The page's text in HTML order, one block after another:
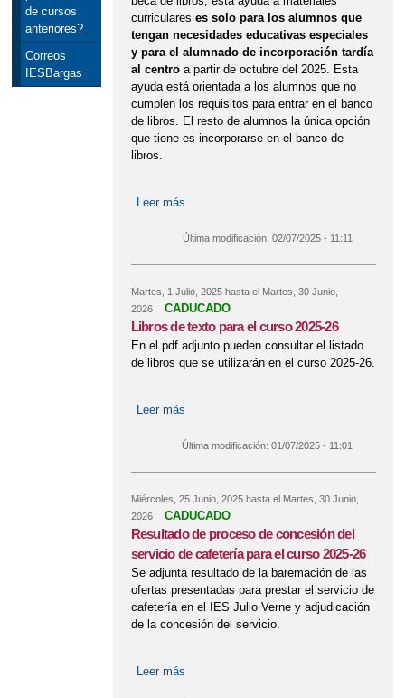
de cursos
anteriores?
Correos
IESBargas
curriculares es solo para los alumnos que
tengan necesidades educativas especiales
y para el alumnado de incorporación tardía
al centroa partir de octubre del 2025. Esta
ayuda está orientada a los alumnos que no
cumplen los requisitos para entrar en el banco
de libros. El resto de alumnos la única opción
que tiene es incorporarse en el banco de
libros.
Leer más
Última modificación: 02/07/2025 - 11:11
Martes, 1 Julio, 2025hasta el Martes, 30 Junio,
2026
CADUCADO
Libros de texto para el curso 2025-26
En el pdf adjunto pueden consultar el listado
de libros que se utilizarán en el curso 2025-26.
Leer más
Última modificación: 01/07/2025 - 11:01
Miércoles, 25 Junio, 2025hasta el Martes, 30 Junio,
2026
CADUCADO
Resultado de proceso de concesión del
servicio de cafetería para el curso 2025-26
Se adjunta resultado de la baremación de las
ofertas presentadas para prestar el servicio de
cafetería en el IES Julio Verne y adjudicación
de la concesión del servicio.
Leer más